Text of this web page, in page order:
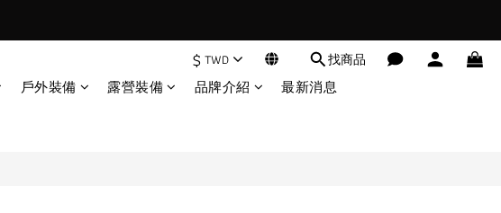
$ TWD 找商品
戶外裝備 露營裝備 品牌介紹
最新消息
立即購買